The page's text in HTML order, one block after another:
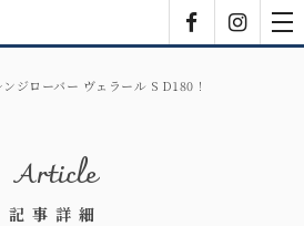
ンジローバー ヴェラール S D180！
Article
記事詳細